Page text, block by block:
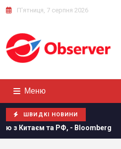
П'ятниця, 7 серпня 2026
Меню
ШВИДКІ НОВИНИ
"Достатньо, щоб